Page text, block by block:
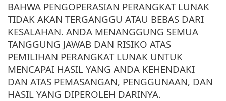
BAHWA PENGOPERASIAN PERANGKAT LUNAK
TIDAK AKAN TERGANGGU ATAU BEBAS DARI
KESALAHAN. ANDA MENANGGUNG SEMUA
TANGGUNG JAWAB DAN RISIKO ATAS
PEMILIHAN PERANGKAT LUNAK UNTUK
MENCAPAI HASIL YANG ANDA KEHENDAKI
DAN ATAS PEMASANGAN, PENGGUNAAN, DAN
HASIL YANG DIPEROLEH DARINYA.